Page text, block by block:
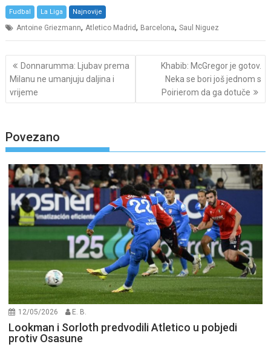
Fudbal La Liga Najnovije
Antoine Griezmann,Atletico Madrid, Barcelona,Saul Niguez
Post
navigation
Donnarumma: Ljubav prema
Milanu ne umanjuju daljina i
vrijeme
Khabib: McGregor je gotov.
Neka se bori još jednom s
Poirierom da ga dotuče
Povezano
12/05/2026 E. B.
Lookman i Sorloth predvodili Atletico u pobjedi
protiv Osasune